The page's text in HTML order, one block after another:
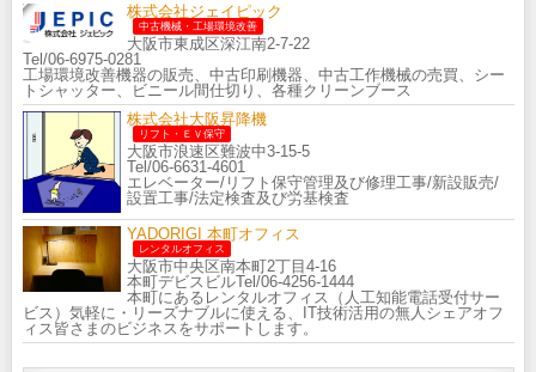
株式会社ジェイピック
中古機械・工場環境改善
大阪市東成区深江南2-7-22
Tel/06-6975-0281
工場環境改善機器の販売、中古印刷機器、中古工作機械の売買、シー
トシャッター、ビニール間仕切り、各種クリーンブース
株式会社大阪昇降機
リフト・ＥＶ保守
大阪市浪速区難波中3-15-5
Tel/06-6631-4601
エレベーター/リフト保守管理及び修理工事/新設販売/
設置工事/法定検査及び労基検査
YADORIGI 本町オフィス
レンタルオフィス
大阪市中央区南本町2丁目4-16
本町デビスビルTel/06-4256-1444
本町にあるレンタルオフィス（人工知能電話受付サー
ビス）気軽に・リーズナブルに使える、IT技術活用の無人シェアオフ
ィス皆さまのビジネスをサポートします。